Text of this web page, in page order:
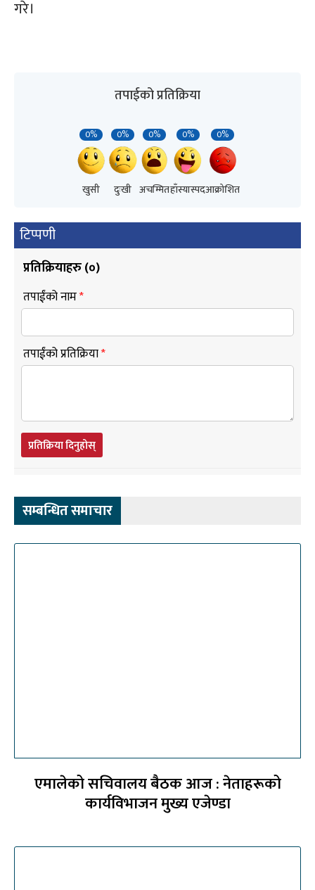
गरे।
तपाईको प्रतिक्रिया
0%
खुसी
0%
दुःखी
0%
अचम्मित
0%
हाँस्यास्पद
0%
आक्रोशित
टिप्पणी
प्रतिक्रियाहरु (०)
तपाईंको नाम*
तपाईंको प्रतिक्रिया*
प्रतिक्रिया दिनुहोस्
सम्बन्धित समाचार
एमालेको सचिवालय बैठक आज : नेताहरूको
कार्यविभाजन मुख्य एजेण्डा